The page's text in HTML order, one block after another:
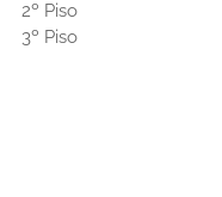
2º Piso
3º Piso